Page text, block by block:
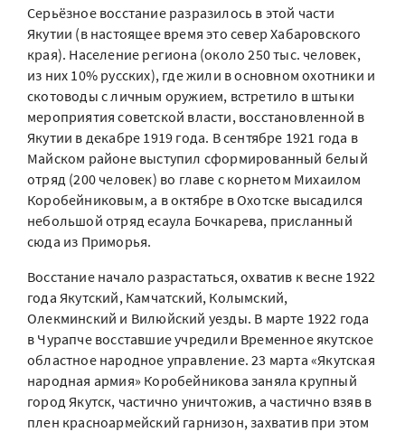
Серьёзное восстание разразилось в этой части
Якутии (в настоящее время это север Хабаровского
края). Население региона (около 250 тыс. человек,
из них 10% русских), где жили в основном охотники и
скотоводы с личным оружием, встретило в штыки
мероприятия советской власти, восстановленной в
Якутии в декабре 1919 года. В сентябре 1921 года в
Майском районе выступил сформированный белый
отряд (200 человек) во главе с корнетом Михаилом
Коробейниковым, а в октябре в Охотске высадился
небольшой отряд есаула Бочкарева, присланный
сюда из Приморья.
Восстание начало разрастаться, охватив к весне 1922
года Якутский, Камчатский, Колымский,
Олекминский и Вилюйский уезды. В марте 1922 года
в Чурапче восставшие учредили Временное якутское
областное народное управление. 23 марта «Якутская
народная армия» Коробейникова заняла крупный
город Якутск, частично уничтожив, а частично взяв в
плен красноармейский гарнизон, захватив при этом